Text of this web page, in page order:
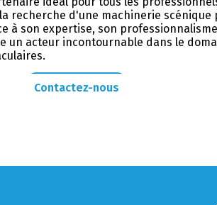
recherche d'une machinerie
à son expertise, son
un acteur incontournable dans le
Contactez-nous